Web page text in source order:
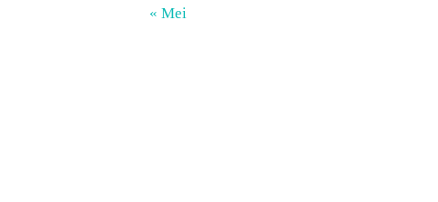
« Mei